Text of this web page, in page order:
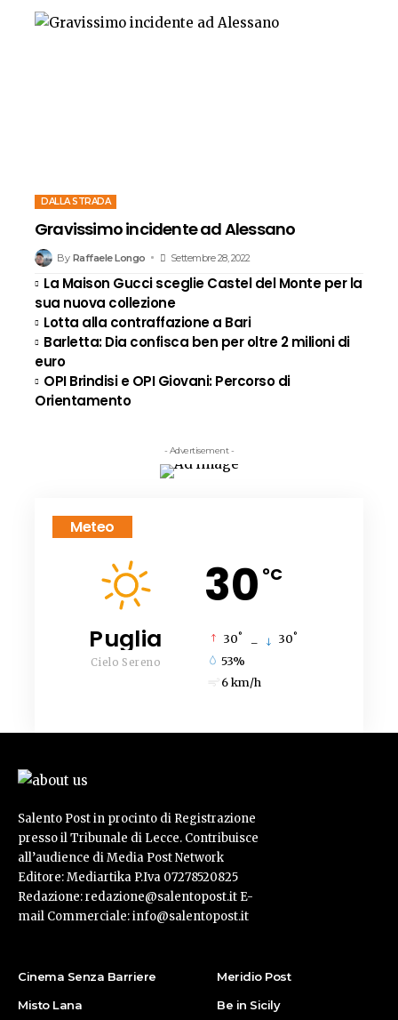
DALLA STRADA
Gravissimo incidente ad Alessano
By Raffaele Longo Settembre 28, 2022
La Maison Gucci sceglie Castel del Monte per la
sua nuova collezione
Lotta alla contraffazione a Bari
Barletta: Dia confisca ben per oltre 2 milioni di
euro
OPI Brindisi e OPI Giovani: Percorso di
Orientamento
- Advertisement -
Meteo
30 °C
Puglia
Cielo Sereno
30° 30°
53%
6 km/h
Salento Post in procinto di Registrazione
presso il Tribunale di Lecce. Contribuisce
all’audience di Media Post Network
Editore: Mediartika P.Iva 07278520825
Redazione: redazione@salentopost.it E-
mail Commerciale: info@salentopost.it
Cinema Senza Barriere
Misto Lana
Meridio Post
Be in Sicily